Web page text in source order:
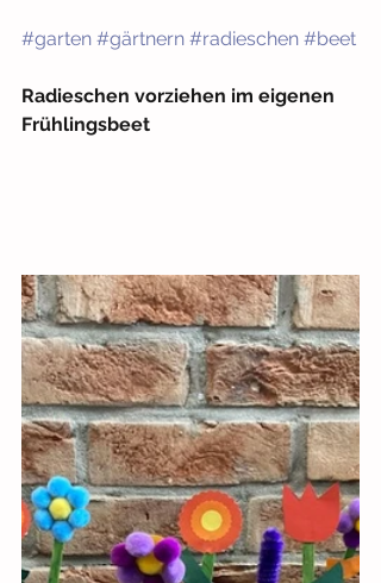
#garten #gärtnern #radieschen #beet
Radieschen vorziehen im eigenen
Frühlingsbeet